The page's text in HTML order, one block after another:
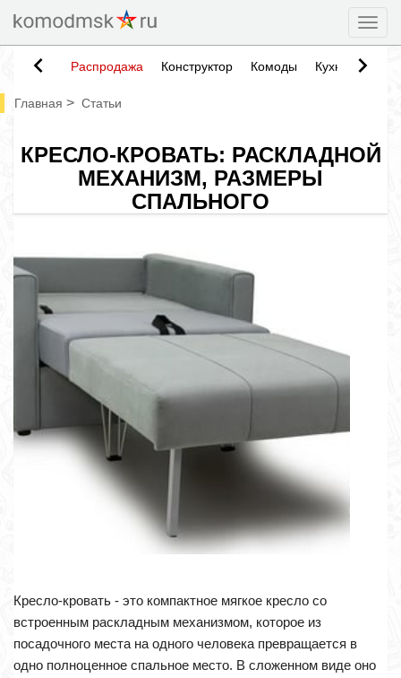
Распродажа Конструктор Комоды Кухни
Главная > Статьи
КРЕСЛО-КРОВАТЬ: РАСКЛАДНОЙ
МЕХАНИЗМ, РАЗМЕРЫ
СПАЛЬНОГО
Кресло-кровать - это компактное мягкое кресло со
встроенным раскладным механизмом, которое из
посадочного места на одного человека превращается в
одно полноценное спальное место. В сложенном виде оно